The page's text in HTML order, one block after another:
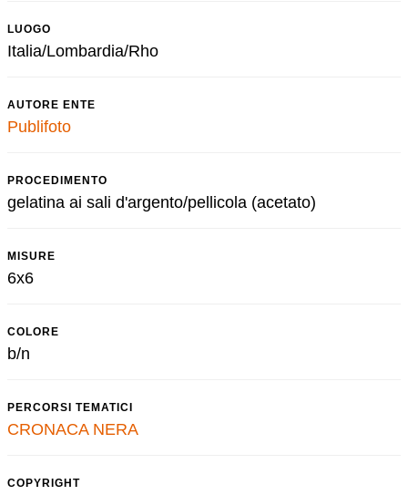
LUOGO
Italia/Lombardia/Rho
AUTORE ENTE
Publifoto
PROCEDIMENTO
gelatina ai sali d'argento/pellicola (acetato)
MISURE
6x6
COLORE
b/n
PERCORSI TEMATICI
CRONACA NERA
COPYRIGHT